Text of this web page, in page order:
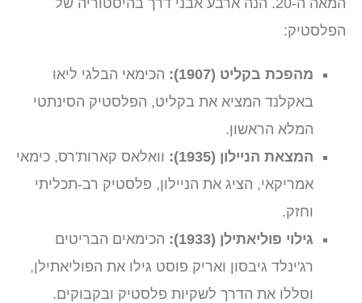
הפלסטיק:
מהפכת בקליט (1907):
הכימאי הבלגי ליאו
באקלנד המציא את בקליט, הפלסטיק הסינתטי
המלא הראשון.
המצאת הניילון (1935):
וואלאס קארות'רס, כימאי
אמריקאי, הציג את הניילון, פלסטיק רב-תכליתי
וחזק.
גילוי פוליאתילן (1933):
הכימאים הבריטים
רג'ינלד גיבסון ואריק פוסט גילו את הפוליאתילן,
וסללו את הדרך לשקיות פלסטיק ובקבוקים.